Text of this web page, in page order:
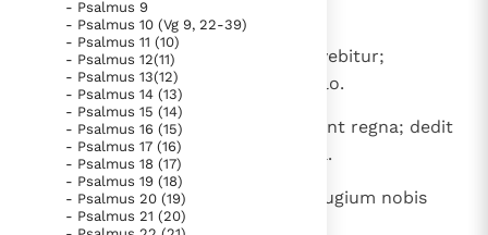
heiligheid
Berichten
Het Vaticaan publiceert een nieuwe Latijnse uitgave
van het Romeins martyrologium
Vaticaanse financiële waakhond verliest autonomie
Paus spreekt het Wereldvoedselprogramma toe
Paus Leo XIV in Pavia: "De stad is zowel een gave als
een taak"
Paus in Pavia: St. Augustinus toont ons de noodzaak om
- Psalmus 9
- Psalmus 10 (Vg 9, 22-39)
- Psalmus 11 (10)
- Psalmus 12(11)
- Psalmus 13(12)
- Psalmus 14 (13)
- Psalmus 15 (14)
- Psalmus 16 (15)
- Psalmus 17 (16)
- Psalmus 18 (17)
- Psalmus 19 (18)
- Psalmus 20 (19)
- Psalmus 21 (20)
tabernacula Altissimi.
Deus in medio eius, non commovebitur;
adiuvabit eam Deus mane diluculo.
Fremuerunt gentes, commota sunt regna; dedit
vocem suam, liquefacta est terra.
Dominus virtutum nobiscum, refugium nobis
Deus Iacob.